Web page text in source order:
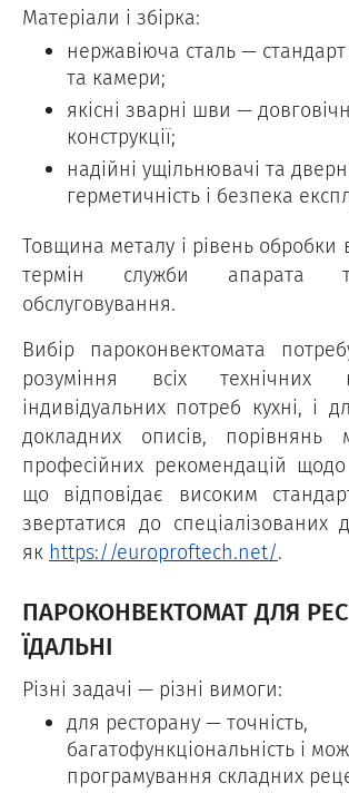
Матеріали і збірка:
нержавіюча сталь —
та камери;
якісні зварні шви —
конструкції;
надійні ущільнювачі та
герметичність і безпека
Товщина металу і рівень
термін служби апарата
обслуговування.
Вибір пароконвектомата
розуміння всіх технічних
індивідуальних потреб кухні, і
докладних описів, порівнянь
професійних рекомендацій
що відповідає високим
звертатися до спеціалізованих
як https://europroftech.net/.
ПАРОКОНВЕКТОМАТ ДЛЯ
ЇДАЛЬНІ
Різні задачі — різні вимоги:
для ресторану — точність,
багатофункціональність і
програмування складних